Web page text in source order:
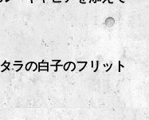
ラの白子のフリット